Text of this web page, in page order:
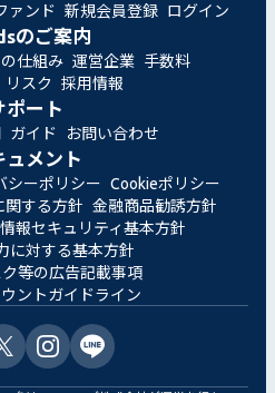
ァンド 新規会員登録 ログイン
のご案内
仕組み 運営企業 手数料
リスク
採用情報
ポート
ガイド お問い合わせ
ュメント
シーポリシー Cookieポリシー
関する方針 金融商品勧誘方針
情報セキュリティ基本方針
に対する基本方針
等の広告記載事項
ントガイドライン